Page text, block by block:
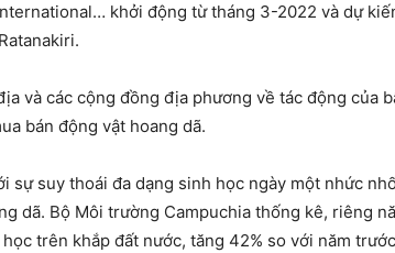
khởi động từ tháng 3-2022 và dự
và các cộng đồng địa phương về tác động của
bán động vật hoang dã.
suy thoái đa dạng sinh học ngày một nhức
dã. Bộ Môi trường Campuchia thống kê, riêng
trên khắp đất nước, tăng 42% so với năm